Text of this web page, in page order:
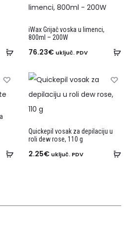
iWax Grijač voska u limenci,
800ml – 200W
76.23€ uključ. PDV
Quickepil vosak za depilaciju u
roli dew rose, 110 g
2.25€ uključ. PDV